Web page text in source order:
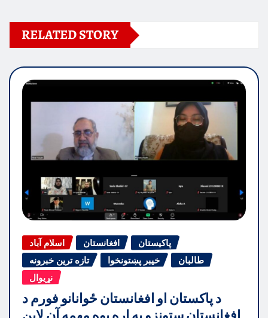
RELATED STORY
اسلام آباد افغانستان
پاکیستان
تازه ترین خبرونه
خیبر پښتونخوا
طالبان
نړیوال
د پاکستان او افغانستان ځوانانو فورم د